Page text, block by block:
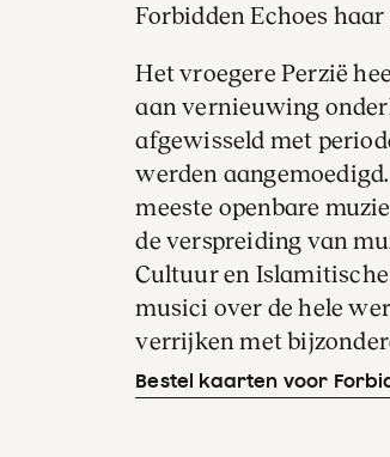
Forbidden Echoes
Het vroegere Perzië
aan vernieuwing
afgewisseld met
werden
meeste openbare
de verspreiding van
Cultuur en
musici over de hele
verrijken met
Bestel kaarten voor